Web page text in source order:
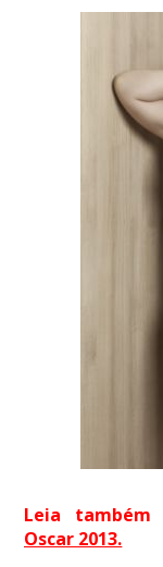
Leia também
Oscar 2013.